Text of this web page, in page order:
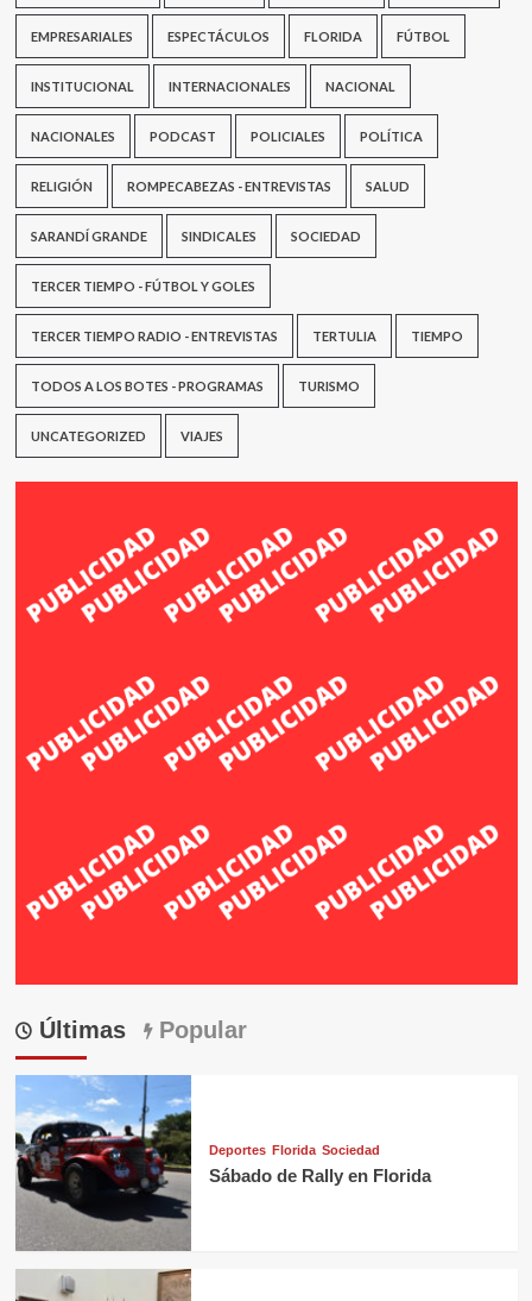
y
para
eso
precisa
estructura”
EMPRESARIALES ESPECTÁCULOS FLORIDA FÚTBOL
INSTITUCIONAL INTERNACIONALES NACIONAL
NACIONALES PODCAST POLICIALES POLÍTICA
RELIGIÓN ROMPECABEZAS - ENTREVISTAS SALUD
SARANDÍ GRANDE SINDICALES SOCIEDAD
TERCER TIEMPO - FÚTBOL Y GOLES
TERCER TIEMPO RADIO - ENTREVISTAS TERTULIA TIEMPO
TODOS A LOS BOTES - PROGRAMAS TURISMO
UNCATEGORIZED VIAJES
Últimas Popular
Deportes Florida Sociedad
Sábado de Rally en Florida